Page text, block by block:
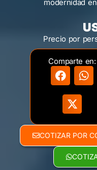
modernidad
Precio por
Comparte en:
COTIZAR POR